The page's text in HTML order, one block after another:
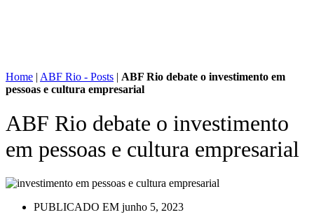
Home | ABF Rio - Posts | ABF Rio debate o investimento em
pessoas e cultura empresarial
ABF Rio debate o investimento
em pessoas e cultura empresarial
PUBLICADO EM junho 5, 2023